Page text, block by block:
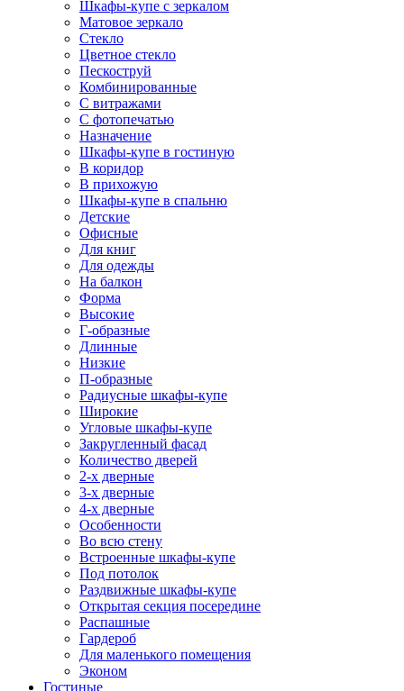
Шкафы-купе с зеркалом
Матовое зеркало
Стекло
Цветное стекло
Пескоструй
Комбинированные
С витражами
С фотопечатью
Назначение
Шкафы-купе в гостиную
В коридор
В прихожую
Шкафы-купе в спальню
Детские
Офисные
Для книг
Для одежды
На балкон
Форма
Высокие
Г-образные
Длинные
Низкие
П-образные
Радиусные шкафы-купе
Широкие
Угловые шкафы-купе
Закругленный фасад
Количество дверей
2-х дверные
3-х дверные
4-х дверные
Особенности
Во всю стену
Встроенные шкафы-купе
Под потолок
Раздвижные шкафы-купе
Открытая секция посередине
Распашные
Гардероб
Для маленького помещения
Эконом
Гостиные